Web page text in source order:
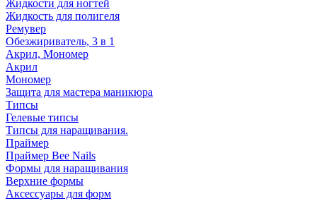
Жидкости для ногтей
Жидкость для полигеля
Ремувер
Обезжириватель, 3 в 1
Акрил, Мономер
Акрил
Мономер
Защита для мастера маникюра
Типсы
Гелевые типсы
Типсы для наращивания.
Праймер
Праймер Bee Nails
Формы для наращивания
Верхние формы
Аксессуары для форм